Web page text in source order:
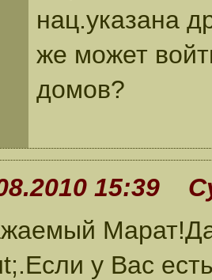
нац.указана
же может
домов?
15:39
у Вас